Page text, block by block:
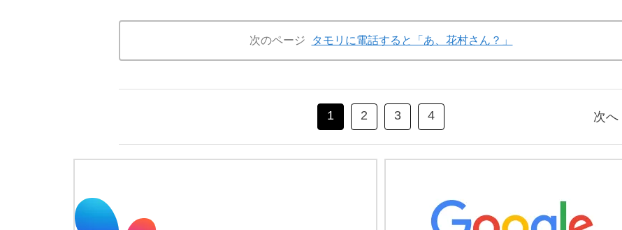
次のページ タモリに電話すると「あ、花村さん？」
1 2 3 4 次へ